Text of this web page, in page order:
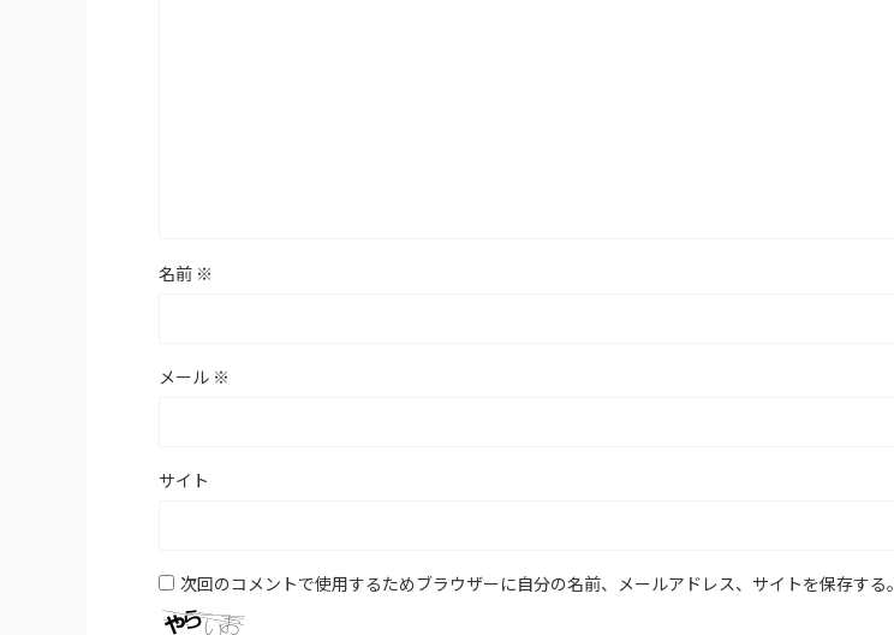
名前 ※
メール ※
サイト
次回のコメントで使用するためブラウザーに自分の名前、メールアドレス、サイトを保存する。